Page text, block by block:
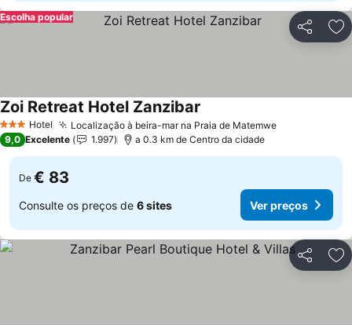
Partilhar
Escolha popular
3 EstrelasHotel Localização à beira-mar na Praia de MatemweVer preços
Zoi Retreat Hotel Zanzibar
9,0 Excelente 1.997 a 0.3 km de Centro da cidade
De € 83
Consulte os preços de 6 sites Ver preços
Partilhar